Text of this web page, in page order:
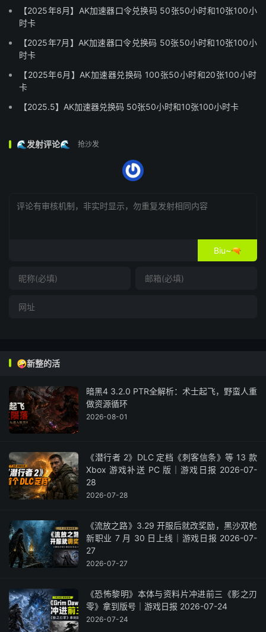
【2025年8月】AK加速器口令兑换码 50张50小时和10张100小
时卡
【2025年7月】AK加速器口令兑换码 50张50小时和10张100小
时卡
【2025年6月】AK加速器兑换码 100张50小时和20张100小时
卡
【2025.5】AK加速器兑换码 50张50小时和10张100小时卡
🌊发射评论🌊 抢沙发
Biu~🔫
🤪新整的活
暗黑4 3.2.0 PTR全解析：术士起飞，野蛮人重
做资源循环
2026-08-01
《潜行者 2》DLC 定档《刺客信条》等 13 款
Xbox 游戏补送 PC 版｜游戏日报 2026-07-
28
2026-07-28
《流放之路》3.29 开服后就改奖励，黑沙双枪
新职业 7 月 30 日上线｜游戏日报 2026-07-
27
2026-07-27
《恐怖黎明》本体与资料片冲进前三《影之刃
零》拿到版号｜游戏日报 2026-07-24
2026-07-24